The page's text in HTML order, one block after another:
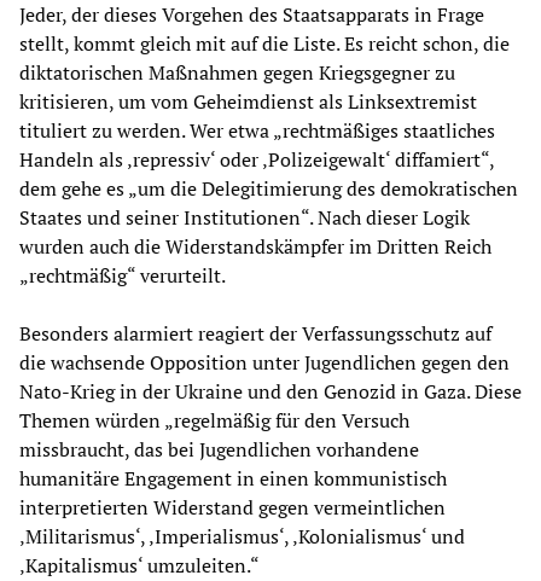
Jeder, der dieses Vorgehen des Staatsapparats in Frage
stellt, kommt gleich mit auf die Liste. Es reicht schon, die
diktatorischen Maßnahmen gegen Kriegsgegner zu
kritisieren, um vom Geheimdienst als Linksextremist
tituliert zu werden. Wer etwa „rechtmäßiges staatliches
Handeln als ‚repressiv‘ oder ‚Polizeigewalt‘ diffamiert“,
dem gehe es „um die Delegitimierung des demokratischen
Staates und seiner Institutionen“. Nach dieser Logik
wurden auch die Widerstandskämpfer im Dritten Reich
„rechtmäßig“ verurteilt.
Besonders alarmiert reagiert der Verfassungsschutz auf
die wachsende Opposition unter Jugendlichen gegen den
Nato-Krieg in der Ukraine und den Genozid in Gaza. Diese
Themen würden „regelmäßig für den Versuch
missbraucht, das bei Jugendlichen vorhandene
humanitäre Engagement in einen kommunistisch
interpretierten Widerstand gegen vermeintlichen
‚Militarismus‘, ‚Imperialismus‘, ‚Kolonialismus‘ und
‚Kapitalismus‘ umzuleiten.“